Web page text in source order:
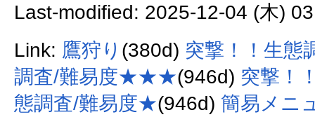
Last-modified: 2025-12-04 (木)
Link: 鷹狩り (380d) 突撃！！生
調査/難易度★★★(946d) 突撃！
態調査/難易度★(946d) 簡易メニ